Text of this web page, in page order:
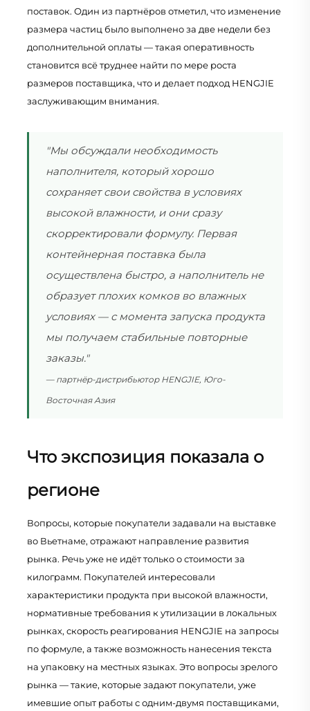
поставок. Один из партнёров отметил, что изменение
размера частиц было выполнено за две недели без
дополнительной оплаты — такая оперативность
становится всё труднее найти по мере роста
размеров поставщика, что и делает подход HENGJIE
заслуживающим внимания.
"Мы обсуждали необходимость
наполнителя, который хорошо
сохраняет свои свойства в условиях
высокой влажности, и они сразу
скорректировали формулу. Первая
контейнерная поставка была
осуществлена быстро, а наполнитель не
образует плохих комков во влажных
условиях — с момента запуска продукта
мы получаем стабильные повторные
заказы."
— партнёр-дистрибьютор HENGJIE, Юго-
Восточная Азия
Что экспозиция показала о
регионе
Вопросы, которые покупатели задавали на выставке
во Вьетнаме, отражают направление развития
рынка. Речь уже не идёт только о стоимости за
килограмм. Покупателей интересовали
характеристики продукта при высокой влажности,
нормативные требования к утилизации в локальных
рынках, скорость реагирования HENGJIE на запросы
по формуле, а также возможность нанесения текста
на упаковку на местных языках. Это вопросы зрелого
рынка — такие, которые задают покупатели, уже
имевшие опыт работы с одним-двумя поставщиками,